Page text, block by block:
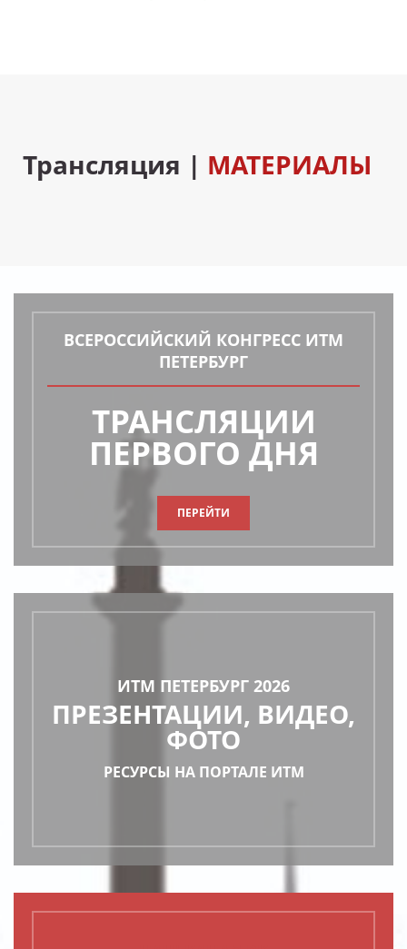
Трансляция | МАТЕРИАЛЫ
ВСЕРОССИЙСКИЙ КОНГРЕСС ИТМ
ПЕТЕРБУРГ
ТРАНСЛЯЦИИ
ПЕРВОГО ДНЯ
ПЕРЕЙТИ
ИТМ ПЕТЕРБУРГ 2026
ПРЕЗЕНТАЦИИ, ВИДЕО,
ФОТО
РЕСУРСЫ НА ПОРТАЛЕ ИТМ